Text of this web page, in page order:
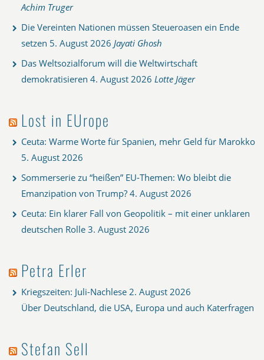
Achim Truger
Die Vereinten Nationen müssen Steueroasen ein Ende
setzen 5. August 2026 Jayati Ghosh
Das Weltsozialforum will die Weltwirtschaft
demokratisieren 4. August 2026 Lotte Jäger
Lost in EUrope
Ceuta: Warme Worte für Spanien, mehr Geld für Marokko
5. August 2026
Sommerserie zu “heißen” EU-Themen: Wo bleibt die
Emanzipation von Trump? 4. August 2026
Ceuta: Ein klarer Fall von Geopolitik – mit einer unklaren
deutschen Rolle 3. August 2026
Petra Erler
Kriegszeiten: Juli-Nachlese 2. August 2026
Über Deutschland, die USA, Europa und auch Katerfragen
Stefan Sell